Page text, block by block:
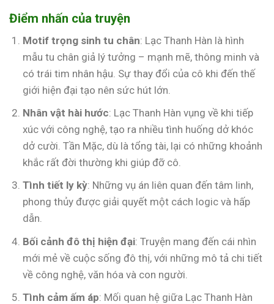
Điểm nhấn của truyện
Motif trọng sinh tu chân: Lạc Thanh Hàn là hình
mẫu tu chân giả lý tưởng – mạnh mẽ, thông minh và
có trái tim nhân hậu. Sự thay đổi của cô khi đến thế
giới hiện đại tạo nên sức hút lớn.
Nhân vật hài hước: Lạc Thanh Hàn vụng về khi tiếp
xúc với công nghệ, tạo ra nhiều tình huống dở khóc
dở cười. Tần Mặc, dù là tổng tài, lại có những khoảnh
khắc rất đời thường khi giúp đỡ cô.
Tình tiết ly kỳ: Những vụ án liên quan đến tâm linh,
phong thủy được giải quyết một cách logic và hấp
dẫn.
Bối cảnh đô thị hiện đại: Truyện mang đến cái nhìn
mới mẻ về cuộc sống đô thị, với những mô tả chi tiết
về công nghệ, văn hóa và con người.
Tình cảm ấm áp: Mối quan hệ giữa Lạc Thanh Hàn